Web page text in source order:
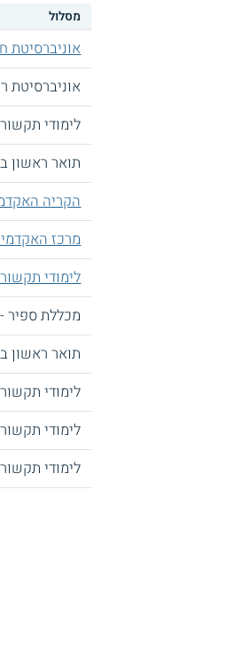
מסלול
אוניברסיטת
אוניברסיטת
לימודי
תואר ראשון
הקריה
מרכז
לימודי
מכללת ספיר
תואר ראשון
לימודי
לימודי
לימודי